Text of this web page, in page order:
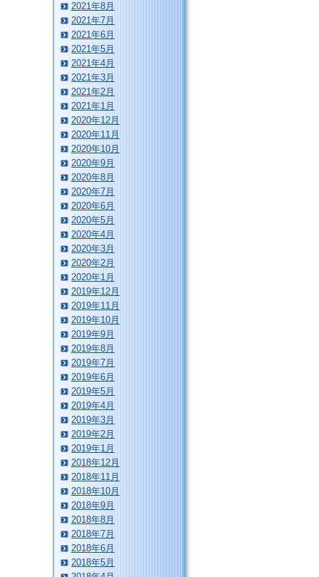
2021年8月
2021年7月
2021年6月
2021年5月
2021年4月
2021年3月
2021年2月
2021年1月
2020年12月
2020年11月
2020年10月
2020年9月
2020年8月
2020年7月
2020年6月
2020年5月
2020年4月
2020年3月
2020年2月
2020年1月
2019年12月
2019年11月
2019年10月
2019年9月
2019年8月
2019年7月
2019年6月
2019年5月
2019年4月
2019年3月
2019年2月
2019年1月
2018年12月
2018年11月
2018年10月
2018年9月
2018年8月
2018年7月
2018年6月
2018年5月